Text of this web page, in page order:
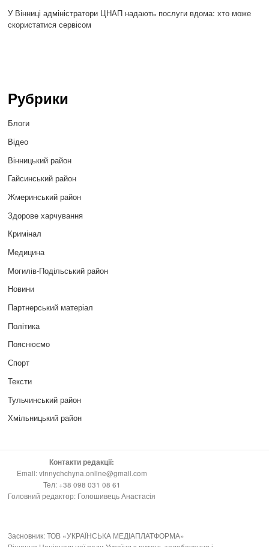
У Вінниці адміністратори ЦНАП надають послуги вдома: хто може
скористатися сервісом
Рубрики
Блоги
Відео
Вінницький район
Гайсинський район
Жмеринський район
Здорове харчування
Кримінал
Медицина
Могилів-Подільський район
Новини
Партнерський матеріал
Політика
Пояснюємо
Спорт
Тексти
Тульчинський район
Хмільницький район
Контакти редакції:
Email: vinnychchyna.online@gmail.com
Тел: +38 098 031 08 61
Головний редактор: Голошивець Анастасія
Засновник: ТОВ «УКРАЇНСЬКА МЕДІАПЛАТФОРМА»